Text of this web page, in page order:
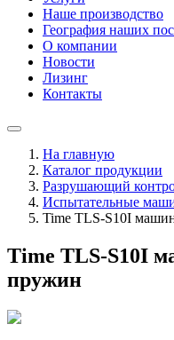
Наше производство
География наших
О компании
Новости
Лизинг
Контакты
На главную
Каталог продукции
Разрушающий
Испытательные
Time TLS-S10I
Time TLS-S10I
пружин